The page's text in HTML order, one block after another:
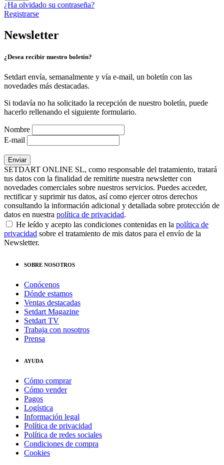
¿Ha olvidado su contraseña?
Registrarse
Newsletter
¿Desea recibir nuestro boletín?
Setdart envía, semanalmente y vía e-mail, un boletín con las
novedades más destacadas.
Si todavía no ha solicitado la recepción de nuestro boletín, puede
hacerlo rellenando el siguiente formulario.
Nombre
E-mail
SETDART ONLINE SL, como responsable del tratamiento, tratará
tus datos con la finalidad de remitirte nuestra newsletter con
novedades comerciales sobre nuestros servicios. Puedes acceder,
rectificar y suprimir tus datos, así como ejercer otros derechos
consultando la información adicional y detallada sobre protección de
datos en nuestra política de privacidad.
He leído y acepto las condiciones contenidas en la política de
privacidad sobre el tratamiento de mis datos para el envío de la
Newsletter.
SOBRE NOSOTROS
Conócenos
Dónde estamos
Ventas destacadas
Setdart Magazine
Setdart TV
Trabaja con nosotros
Prensa
AYUDA
Cómo comprar
Cómo vender
Pagos
Logística
Información legal
Política de privacidad
Política de redes sociales
Condiciones de compra
Cookies